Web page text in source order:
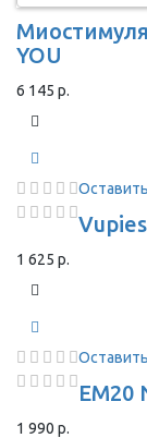
YOU
6 145 р.
1 625 р.
EM20
1 990 р.